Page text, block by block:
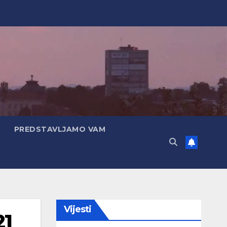
PREDSTAVLJAMO VAM
Vijesti